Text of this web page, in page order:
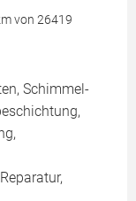
von 26419
Schimmel-